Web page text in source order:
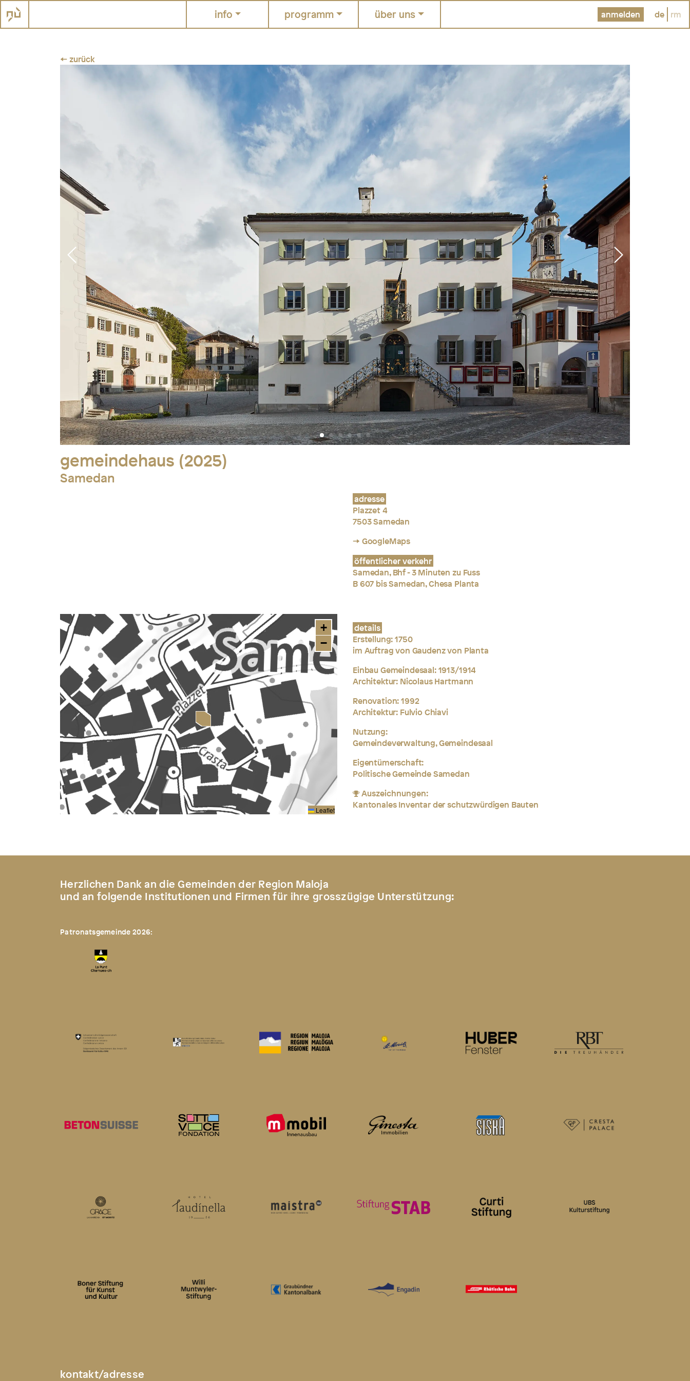
info programm über uns anmelden de rm
← zurück
gemeindehaus (2025)
Samedan
adresse
Plazzet 4
7503 Samedan
→ GoogleMaps
öffentlicher verkehr
Samedan, Bhf - 3 Minuten zu Fuss
B 607 bis Samedan, Chesa Planta
details
Erstellung: 1750
im Auftrag von Gaudenz von Planta
Einbau Gemeindesaal: 1913/1914
Architektur: Nicolaus Hartmann
Renovation: 1992
Architektur: Fulvio Chiavi
Nutzung:
Gemeindeverwaltung, Gemeindesaal
Eigentümerschaft:
Politische Gemeinde Samedan
Auszeichnungen:
Kantonales Inventar der schutzwürdigen Bauten
+
−
Leaflet
Herzlichen Dank an die Gemeinden der Region Maloja
und an folgende Institutionen und Firmen für ihre grosszügige Unterstützung:
Patronatsgemeinde 2026:
kontakt/adresse